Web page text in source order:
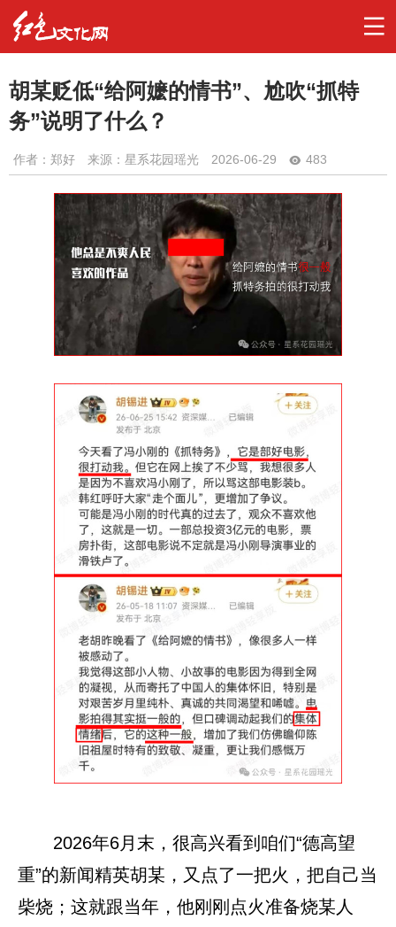
胡某贬低“给阿嬷的情书”、尬吹“抓特
务”说明了什么？
作者： 郑好 来源：星系花园瑶光 2026-06-29 483
2026年6月末，很高兴看到咱们“德高望
重”的新闻精英胡某，又点了一把火，把自己当
柴烧；这就跟当年，他刚刚点火准备烧某人